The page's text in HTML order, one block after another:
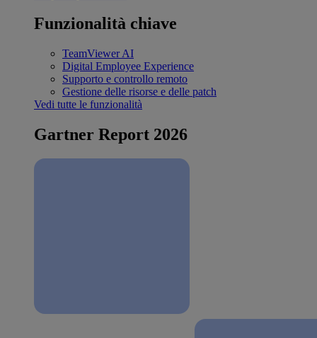
Funzionalità chiave
TeamViewer AI
Digital Employee Experience
Supporto e controllo remoto
Gestione delle risorse e delle patch
Vedi tutte le funzionalità
Gartner Report 2026